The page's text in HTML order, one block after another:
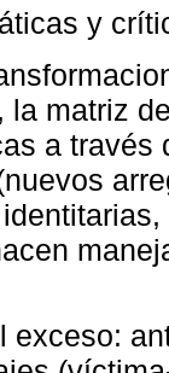
y
la matriz
a
exceso: